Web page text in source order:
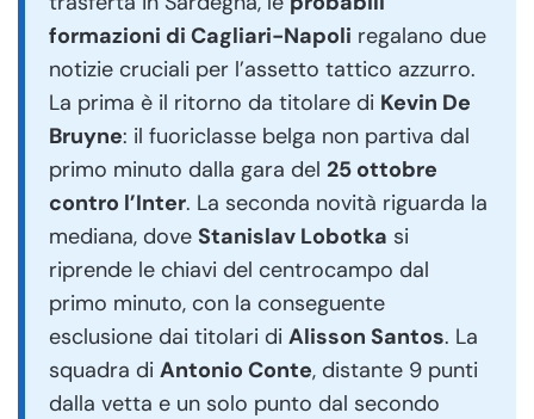
formazioni di Cagliari-Napoli regalano due
notizie cruciali per l’assetto tattico azzurro.
La prima è il ritorno da titolare di Kevin De
Bruyne: il fuoriclasse belga non partiva dal
primo minuto dalla gara del 25 ottobre
contro l’Inter. La seconda novità riguarda la
mediana, dove Stanislav Lobotka si
riprende le chiavi del centrocampo dal
primo minuto, con la conseguente
esclusione dai titolari di Alisson Santos. La
squadra di Antonio Conte, distante 9 punti
dalla vetta e un solo punto dal secondo